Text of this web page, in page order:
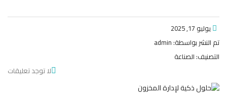
يوليو 17, 2025
تم النشر بواسطة:admin
التصنيف:الصناعة
لا توجد تعليقات